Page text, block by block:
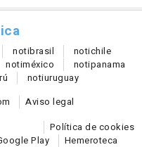
notibrasil notichile
notiméxico notipanama
notiuruguay
Aviso legal
Política de cookies
Play Hemeroteca